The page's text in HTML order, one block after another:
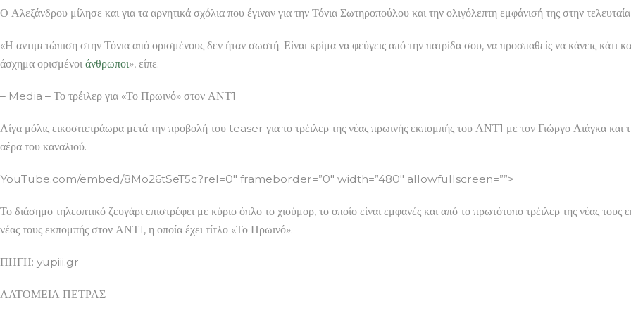
Ο Αλεξάνδρου μίλησε και για τα αρνητικά σχόλια που έγιναν για την Τόνια Σωτηροπούλου και την ολιγόλεπτη εμφάνισή της στην
«Η αντιμετώπιση στην Τόνια από ορισμένους δεν ήταν σωστή. Είναι κρίμα να φεύγεις από την πατρίδα σου, να προσπαθείς να κάνεις κάτι
άσχημα ορισμένοι άνθρωποι», είπε.
– Media – Το τρέιλερ για «Το Πρωινό» στον ΑΝΤ1
Λίγα μόλις εικοσιτετράωρα μετά την προβολή του teaser για το τρέιλερ της νέας πρωινής εκπομπής του ΑΝΤ1 με τον Γιώργο Λιάγκα
αέρα του καναλιού.
YouTube.com/embed/8Mo26tSeT5c?rel=0″ frameborder=”0″ width=”480″ allowfullscreen=””>
Το διάσημο τηλεοπτικό ζευγάρι επιστρέφει με κύριο όπλο το χιούμορ, το οποίο είναι εμφανές και από το πρωτότυπο τρέιλερ της νέας
νέας τους εκπομπής στον ΑΝΤ1, η οποία έχει τίτλο «Το Πρωινό».
ΠΗΓΗ: yupiii.gr
ΛΑΤΟΜΕΙΑ ΠΕΤΡΑΣ